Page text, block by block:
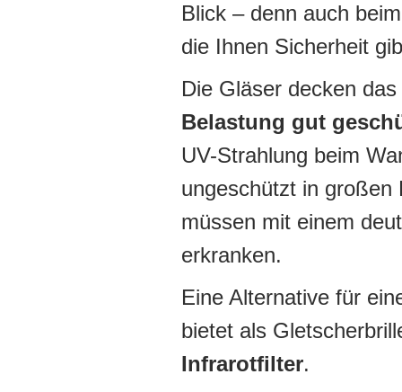
Blick – denn auch
die Ihnen Sicherheit
Die Gläser decken
Belastung gut
UV-Strahlung beim
ungeschützt in großen
müssen mit einem
erkranken.
Eine Alternative für
bietet als
Infrarotfilter.